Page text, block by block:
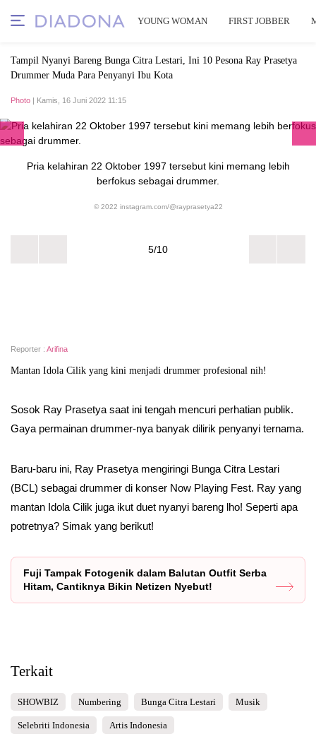
YOUNG WOMAN FIRST JOBBER
Tampil Nyanyi Bareng Bunga Citra Lestari, Ini 10 Pesona Ray Prasetya
Drummer Muda Para Penyanyi Ibu Kota
Photo | Kamis, 16 Juni 2022 11:15
Pria kelahiran 22 Oktober 1997 tersebut kini memang lebih
berfokus sebagai drummer.
© 2022 instagram.com/@rayprasetya22
5/10
Reporter : Arifina
Mantan Idola Cilik yang kini menjadi drummer profesional nih!
Sosok Ray Prasetya saat ini tengah mencuri perhatian publik.
Gaya permainan drummer-nya banyak dilirik penyanyi ternama.
Baru-baru ini, Ray Prasetya mengiringi Bunga Citra Lestari
(BCL) sebagai drummer di konser Now Playing Fest. Ray yang
mantan Idola Cilik juga ikut duet nyanyi bareng lho! Seperti apa
potretnya? Simak yang berikut!
Fuji Tampak Fotogenik dalam Balutan Outfit Serba
Hitam, Cantiknya Bikin Netizen Nyebut!
Terkait
SHOWBIZ Numbering Bunga Citra Lestari Musik
Selebriti Indonesia Artis Indonesia